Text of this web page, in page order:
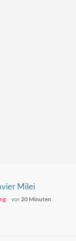
Milei
vor20 Minuten